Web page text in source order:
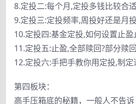
8.定投二:每个月,定投多钱比较合适
9.定投三:定投频率,周投好还是月投
10.定投四:基金定投,如何设置止盈
11.定投五:止盈,全部赎回?部分赎
12.定投六:手把手教你用定投,制
第四板块：
高手压箱底的秘籍，一般人不告诉